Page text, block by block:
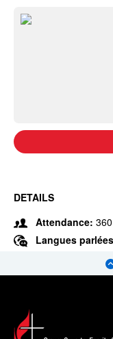
DETAILS
Attendance: 360
Langues